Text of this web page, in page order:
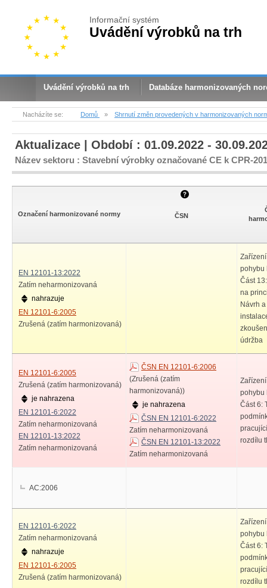
Informační systém
Uvádění výrobků na trh
Uvádění výrobků na trh Databáze harmonizovaných
Nacházíte se: Domů » Shrnutí změn provedených v harmonizovaných
Aktualizace | Období : 01.09.2022 -
Název sektoru : Stavební výrobky označované CE k CPR-
Označení harmonizované normy ČSN
EN 12101-13:2022
Zatím neharmonizovaná
nahrazuje
EN 12101-6:2005
Zrušená (zatím harmonizovaná)
pohybu
Část
na
Návrh
údržba
EN 12101-6:2005
Zrušená (zatím harmonizovaná)
je nahrazena
EN 12101-6:2022
Zatím neharmonizovaná
EN 12101-13:2022
Zatím neharmonizovaná
ČSN EN 12101-6:2006
(Zrušená (zatím
harmonizovaná))
je nahrazena
ČSN EN 12101-6:2022
Zatím neharmonizovaná
ČSN EN 12101-13:2022
Zatím neharmonizovaná
pohybu
Část 6:
rozdílu
AC:2006
EN 12101-6:2022
Zatím neharmonizovaná
nahrazuje
EN 12101-6:2005
Zrušená (zatím harmonizovaná)
pohybu
Část 6:
rozdílu